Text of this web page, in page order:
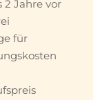
2 Jahre vor
für